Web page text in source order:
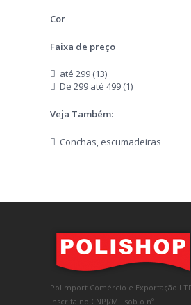
Cor
Faixa de preço
até 299 (13)
De 299 até 499 (1)
Veja Também:
Conchas, escumadeiras
Polimport Comércio e Exportação
inscrita no CNPJ/MF sob o nº